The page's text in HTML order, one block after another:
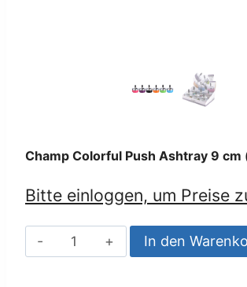
Champ Colorful Push Ashtray 9 cm
Bitte einloggen, um Preise
Champ
Colorful
In den